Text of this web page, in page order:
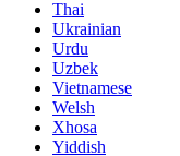
Thai
Ukrainian
Urdu
Uzbek
Vietnamese
Welsh
Xhosa
Yiddish